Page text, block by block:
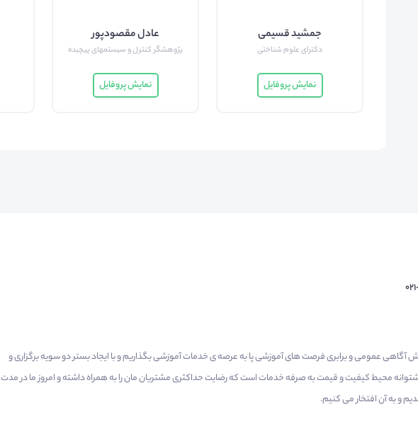
جمشید قسیمی
دکترای علوم شناختی
نمایش پروفایل
عادل مقصودپور
پژوهشگر کنترل و سیستمهای پیچیده
نمایش پروفایل
گرفتیم برای افزایش آگاهی عمومی و برابری فرصت های آموزشی پا به عرصه ی خدمات آموزشی بگذاریم و با ایجاد بستر دو سویه برگزاری و
محیط کیفیت و قیمت به صرفه خدمات است که رضایت حداکثری مشتریان مان را به همراه داشته و امروز ما در مدت
و به آن افتخار می‌ کنیم.